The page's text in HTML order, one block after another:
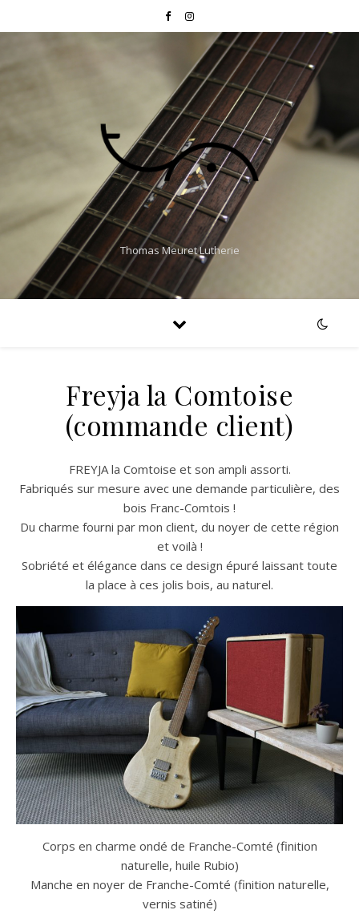
Thomas Meuret Lutherie
Freyja la Comtoise
(commande client)
FREYJA la Comtoise et son ampli assorti.
Fabriqués sur mesure avec une demande particulière, des
bois Franc-Comtois !
Du charme fourni par mon client, du noyer de cette région
et voilà !
Sobriété et élégance dans ce design épuré laissant toute
la place à ces jolis bois, au naturel.
Corps en charme ondé de Franche-Comté (finition
naturelle, huile Rubio)
Manche en noyer de Franche-Comté (finition naturelle,
vernis satiné)